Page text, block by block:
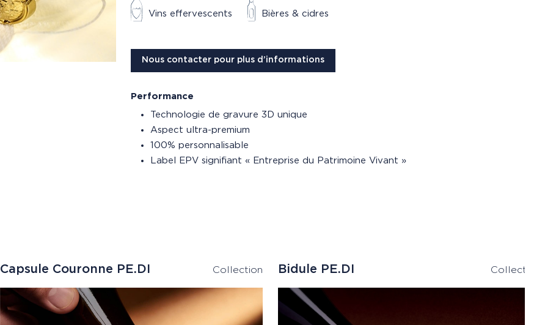
Vins effervescents Bières & cidres
Nous contacter pour plus d’informations
Performance
Technologie de gravure 3D unique
Aspect ultra-premium
100% personnalisable
Label EPV signifiant « Entreprise du Patrimoine Vivant »
Capsule Couronne PE.DI Collection Bidule PE.DI